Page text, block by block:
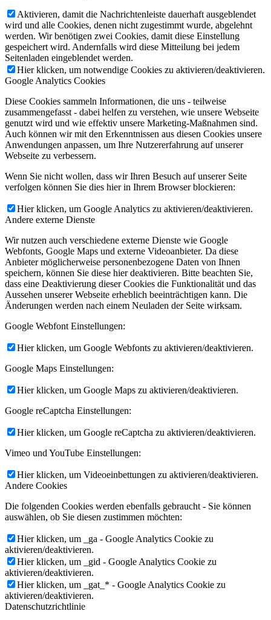
Aktivieren, damit die Nachrichtenleiste dauerhaft ausgeblendet
wird und alle Cookies, denen nicht zugestimmt wurde, abgelehnt
werden. Wir benötigen zwei Cookies, damit diese Einstellung
gespeichert wird. Andernfalls wird diese Mitteilung bei jedem
Seitenladen eingeblendet werden.
Hier klicken, um notwendige Cookies zu aktivieren/deaktivieren.
Google Analytics Cookies
Diese Cookies sammeln Informationen, die uns - teilweise
zusammengefasst - dabei helfen zu verstehen, wie unsere Webseite
genutzt wird und wie effektiv unsere Marketing-Maßnahmen sind.
Auch können wir mit den Erkenntnissen aus diesen Cookies unsere
Anwendungen anpassen, um Ihre Nutzererfahrung auf unserer
Webseite zu verbessern.
Wenn Sie nicht wollen, dass wir Ihren Besuch auf unserer Seite
verfolgen können Sie dies hier in Ihrem Browser blockieren:
Hier klicken, um Google Analytics zu aktivieren/deaktivieren.
Andere externe Dienste
Wir nutzen auch verschiedene externe Dienste wie Google
Webfonts, Google Maps und externe Videoanbieter. Da diese
Anbieter möglicherweise personenbezogene Daten von Ihnen
speichern, können Sie diese hier deaktivieren. Bitte beachten Sie,
dass eine Deaktivierung dieser Cookies die Funktionalität und das
Aussehen unserer Webseite erheblich beeinträchtigen kann. Die
Änderungen werden nach einem Neuladen der Seite wirksam.
Google Webfont Einstellungen:
Hier klicken, um Google Webfonts zu aktivieren/deaktivieren.
Google Maps Einstellungen:
Hier klicken, um Google Maps zu aktivieren/deaktivieren.
Google reCaptcha Einstellungen:
Hier klicken, um Google reCaptcha zu aktivieren/deaktivieren.
Vimeo und YouTube Einstellungen:
Hier klicken, um Videoeinbettungen zu aktivieren/deaktivieren.
Andere Cookies
Die folgenden Cookies werden ebenfalls gebraucht - Sie können
auswählen, ob Sie diesen zustimmen möchten:
Hier klicken, um _ga - Google Analytics Cookie zu
aktivieren/deaktivieren.
Hier klicken, um _gid - Google Analytics Cookie zu
aktivieren/deaktivieren.
Hier klicken, um _gat_* - Google Analytics Cookie zu
aktivieren/deaktivieren.
Datenschutzrichtlinie